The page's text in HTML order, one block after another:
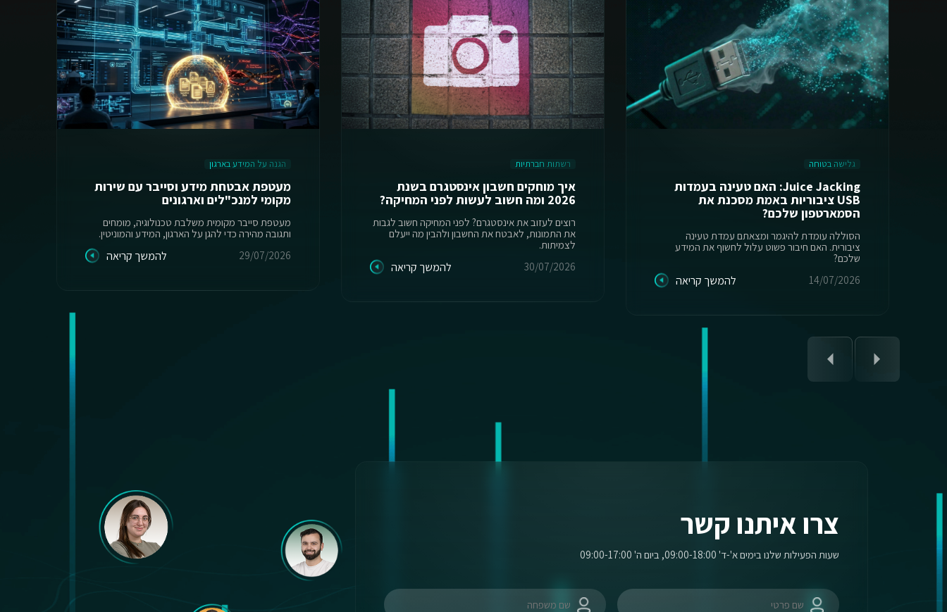
גלישה בטוחה
Juice Jacking: האם טעינה בעמדות
USB ציבוריות באמת מסכנת את
הסמארטפון שלכם?
הסוללה עומדת להיגמר ומצאתם עמדת טעינה
ציבורית. האם חיבור פשוט עלול לחשוף את המידע
שלכם?
14/07/2026
להמשך קריאה
רשתות חברתיות
איך מוחקים חשבון אינסטגרם בשנת
2026 ומה חשוב לעשות לפני המחיקה?
רוצים לעזוב את אינסטגרם? לפני המחיקה חשוב לגבות
את התמונות, לאבטח את החשבון ולהבין מה ייעלם
לצמיתות.
30/07/2026
להמשך קריאה
הגנה על המידע בארגון
מעטפת אבטחת מידע וסייבר עם שירות
מקומי למנכ"לים וארגונים
מעטפת סייבר מקומית משלבת טכנולוגיה, מומחים
ותגובה מהירה כדי להגן על הארגון, המידע והמוניטין.
29/07/2026
להמשך קריאה
צרו איתנו קשר
שעות הפעילות שלנו בימים א'-ד' 09:00-18:00, ביום ה' 09:00-17:00